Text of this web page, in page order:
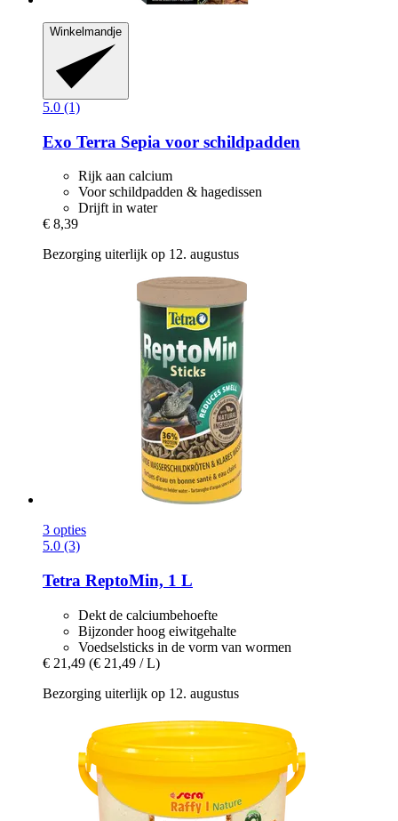
Winkelmandje
5.0 (1)
Exo Terra Sepia voor schildpadden
Rijk aan calcium
Voor schildpadden & hagedissen
Drijft in water
€ 8,39
Bezorging uiterlijk op 12. augustus
3 opties
5.0 (3)
Tetra ReptoMin, 1 L
Dekt de calciumbehoefte
Bijzonder hoog eiwitgehalte
Voedselsticks in de vorm van wormen
€ 21,49 (€ 21,49 / L)
Bezorging uiterlijk op 12. augustus